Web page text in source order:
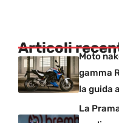
Articoli
Moto
gamma
la guida
La